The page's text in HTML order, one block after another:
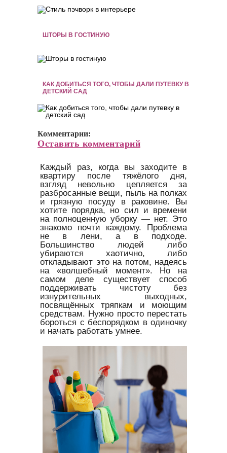
ШТОРЫ В ГОСТИНУЮ
КАК ДОБИТЬСЯ ТОГО, ЧТОБЫ ДАЛИ ПУТЕВКУ В
ДЕТСКИЙ САД
Комментарии:
Оставить комментарий
Каждый раз, когда вы заходите в
квартиру после тяжёлого дня,
взгляд невольно цепляется за
разбросанные вещи, пыль на полках
и грязную посуду в раковине. Вы
хотите порядка, но сил и времени
на полноценную уборку — нет. Это
знакомо почти каждому. Проблема
не в лени, а в подходе.
Большинство людей либо
убираются хаотично, либо
откладывают это на потом, надеясь
на «волшебный момент». Но на
самом деле существует способ
поддерживать чистоту без
изнурительных выходных,
посвящённых тряпкам и моющим
средствам. Нужно просто перестать
бороться с беспорядком в одиночку
и начать работать умнее.